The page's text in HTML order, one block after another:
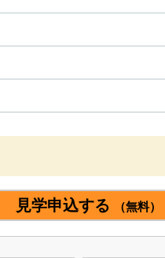
見学申込する （無料）